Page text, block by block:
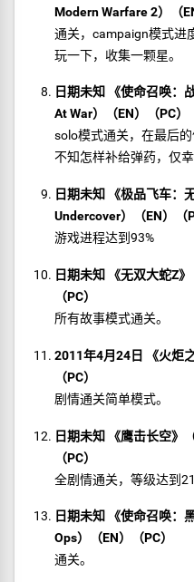
Modern Warfare 2）（
通关，campaign模式进
玩一下，收集一颗星。
日期未知 《使命召唤：
At War）（EN）（PC）
solo模式通关，在最后
不知怎样补给弹药，仅
日期未知 《极品飞车：
Undercover）（EN）（
游戏进程达到93%
日期未知 《无双大蛇Z》
（PC）
所有故事模式通关。
2011年4月24日 《火炬
（PC）
剧情通关简单模式。
日期未知 《鹰击长空》
（PC）
全剧情通关，等级达到
日期未知 《使命召唤：
Ops）（EN）（PC）
通关。